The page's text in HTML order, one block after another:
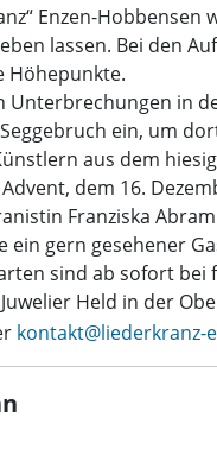
Enzen-
lassen. Bei den
Höhepunkte.
in
ein, um
aus dem
dem 16.
Franziska
ein gern gesehener
sind ab sofort
Held in der
kontakt@liederkranz-